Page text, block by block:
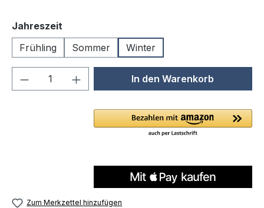
Jahreszeit
Frühling
Sommer Winter
Produkt Anzahl: Gib denIn den Warenkorb
Zum Merkzettel hinzufügen